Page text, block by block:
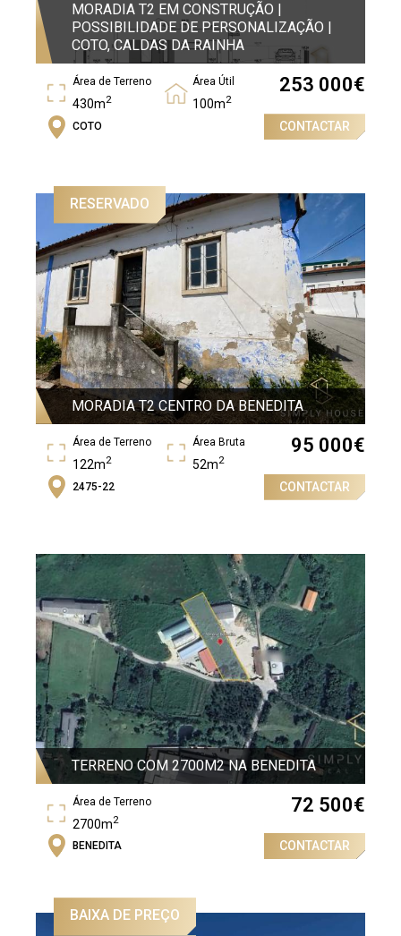
MORADIA T2 EM CONSTRUÇÃO |
POSSIBILIDADE DE PERSONALIZAÇÃO |
COTO, CALDAS DA RAINHA
Área de Terreno
430m2
Área Útil
100m2
Quartos
253 000€
COTO CONTACTAR
RESERVADO
MORADIA T2 CENTRO DA BENEDITA
Área de Terreno
122m2
Área Bruta
52m2
Quartos
95 000€
2475-22 CONTACTAR
TERRENO COM 2700M2 NA BENEDITA
Área de Terreno
2700m2
72 500€
BENEDITA CONTACTAR
BAIXA DE PREÇO